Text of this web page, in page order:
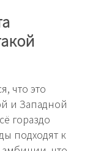
что это
и Западной
гораздо
подходят к